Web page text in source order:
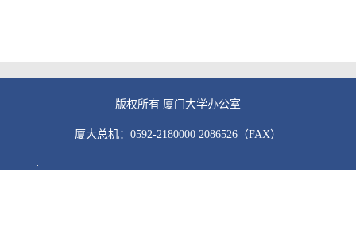
版权所有 厦门大学办公室
厦大总机：0592-2180000 2086526（FAX）